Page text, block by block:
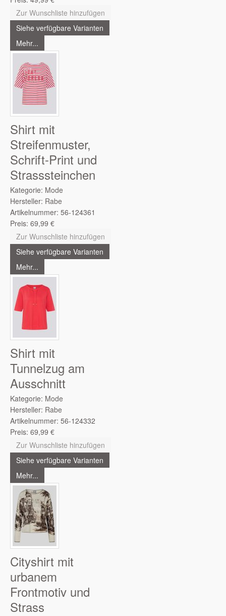
Zur Wunschliste hinzufügen
Siehe verfügbare Varianten
Mehr...
Shirt mit
Streifenmuster,
Schrift-Print und
Strasssteinchen
Kategorie: Mode
Hersteller: Rabe
Artikelnummer: 56-124361
Preis: 69,99 €
Zur Wunschliste hinzufügen
Siehe verfügbare Varianten
Mehr...
Shirt mit
Tunnelzug am
Ausschnitt
Kategorie: Mode
Hersteller: Rabe
Artikelnummer: 56-124332
Preis: 69,99 €
Zur Wunschliste hinzufügen
Siehe verfügbare Varianten
Mehr...
Cityshirt mit
urbanem
Frontmotiv und
Strass